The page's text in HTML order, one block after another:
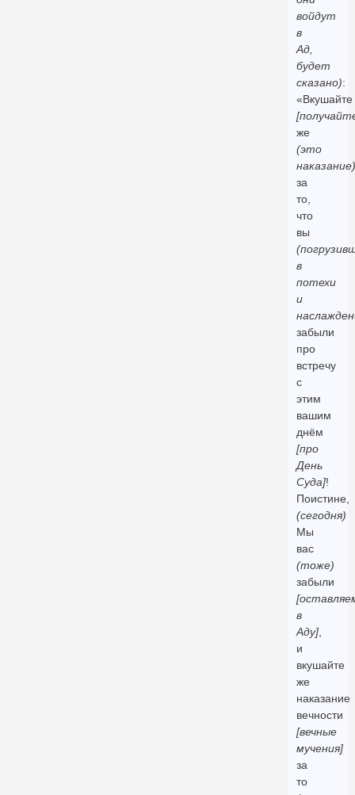
войдут
в
Ад,
будет
сказано):
«Вкушайте
же
(это
наказание)
за
то,
что
вы
в
потехи
и
забыли
про
встречу
с
этим
вашим
днём
[про
День
Суда]!
Поистине,
(сегодня)
Мы
вас
(тоже)
забыли
в
Аду],
и
вкушайте
же
наказание
вечности
[вечные
мучения]
за
то